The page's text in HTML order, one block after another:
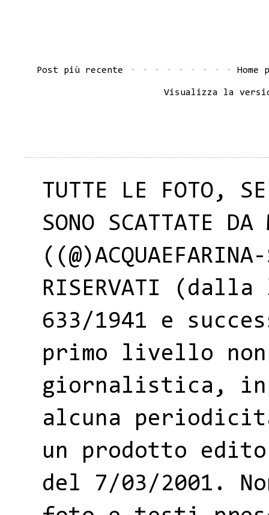
Post più recente Home
Visualizza la
TUTTE LE FOTO,
SONO SCATTATE
RISERVATI
633/1941 e
primo livello
giornalistica, in
alcuna
un prodotto
del 7/03/2001.